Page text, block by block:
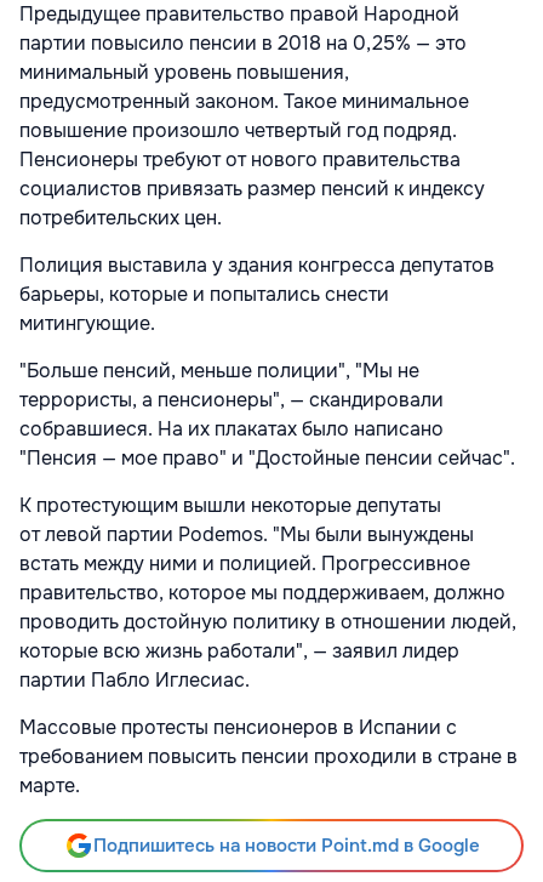
Предыдущее правительство правой Народной
партии повысило пенсии в 2018 на 0,25% — это
минимальный уровень повышения,
предусмотренный законом. Такое минимальное
повышение произошло четвертый год подряд.
Пенсионеры требуют от нового правительства
социалистов привязать размер пенсий к индексу
потребительских цен.
Полиция выставила у здания конгресса депутатов
барьеры, которые и попытались снести
митингующие.
"Больше пенсий, меньше полиции", "Мы не
террористы, а пенсионеры", — скандировали
собравшиеся. На их плакатах было написано
"Пенсия — мое право" и "Достойные пенсии сейчас".
К протестующим вышли некоторые депутаты
от левой партии Podemos. "Мы были вынуждены
встать между ними и полицией. Прогрессивное
правительство, которое мы поддерживаем, должно
проводить достойную политику в отношении людей,
которые всю жизнь работали", — заявил лидер
партии Пабло Иглесиас.
Массовые протесты пенсионеров в Испании с
требованием повысить пенсии проходили в стране в
марте.
Подпишитесь на новости Point.md в Google